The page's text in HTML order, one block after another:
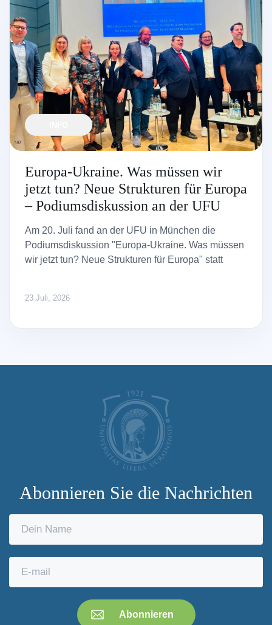
Europa-Ukraine. Was müssen wir
jetzt tun? Neue Strukturen für Europa
– Podiumsdiskussion an der UFU
Am 20. Juli fand an der UFU in München die
Podiumsdiskussion "Europa-Ukraine. Was müssen
wir jetzt tun? Neue Strukturen für Europa" statt
23 Juli, 2026
Abonnieren Sie die Nachrichten